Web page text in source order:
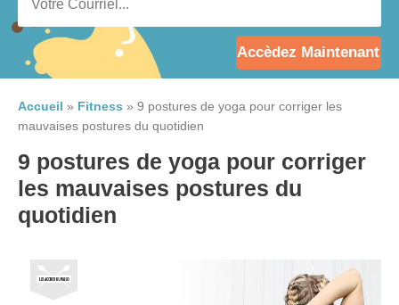
Accèdez Maintenant
Accueil » Fitness » 9 postures de yoga pour corriger les
mauvaises postures du quotidien
9 postures de yoga pour corriger
les mauvaises postures du
quotidien